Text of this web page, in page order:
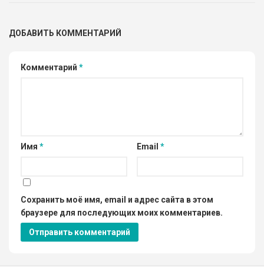
ДОБАВИТЬ КОММЕНТАРИЙ
Комментарий *
Имя * Email *
Сохранить моё имя, email и адрес сайта в этом
браузере для последующих моих комментариев.